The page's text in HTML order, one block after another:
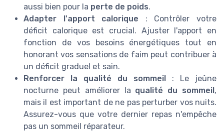
aussi bien pour la perte de poids.
Adapter l'apport calorique : Contrôler votre
déficit calorique est crucial. Ajuster l'apport en
fonction de vos besoins énergétiques tout en
honorant vos sensations de faim peut contribuer à
un déficit graduel et sain.
Renforcer la qualité du sommeil : Le jeûne
nocturne peut améliorer la qualité du sommeil,
mais il est important de ne pas perturber vos nuits.
Assurez-vous que votre dernier repas n'empêche
pas un sommeil réparateur.